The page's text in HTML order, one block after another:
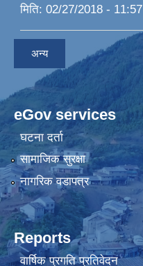
मिति: 02/27/2018 - 11:57
अन्य
eGov services
घटना दर्ता
सामाजिक सुरक्षा
नागरिक वडापत्र
Reports
वार्षिक प्रगति प्रतिवेदन